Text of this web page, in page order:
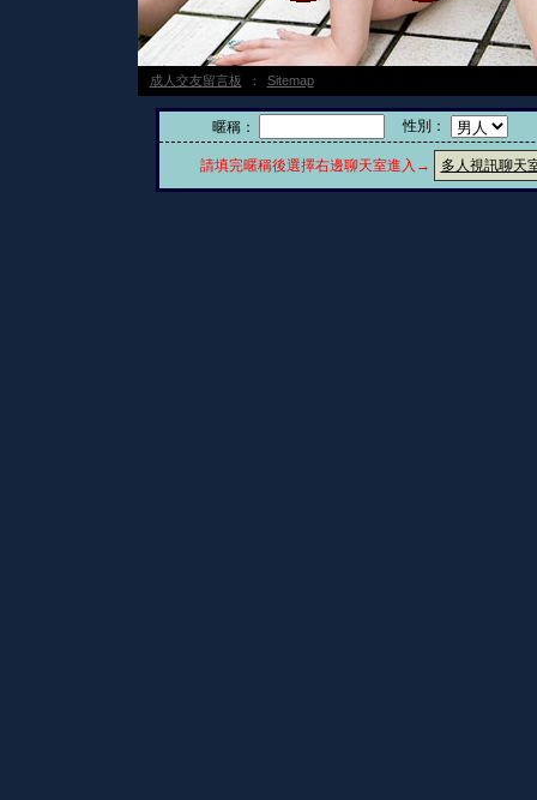
成人交友留言板 ： Sitemap
暱稱： 性別：
請填完暱稱後選擇右邊聊天室進入→ 多人視訊聊天